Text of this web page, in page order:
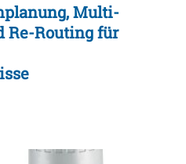
Multi-
Re-Routing für